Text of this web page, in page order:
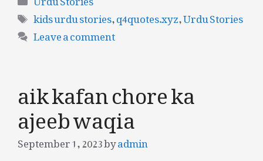
Tags
kids urdu stories,q4quotes.xyz,Urdu Stories
Leave a comment
aik kafan chore ka
ajeeb waqia
September 1, 2023byadmin